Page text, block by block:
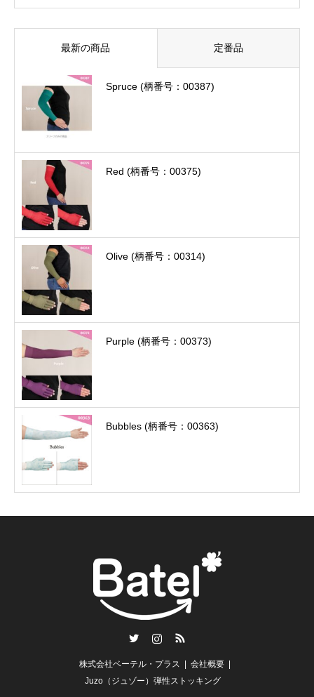
最新の商品 定番品
Spruce (柄番号：00387)
Red (柄番号：00375)
Olive (柄番号：00314)
Purple (柄番号：00373)
Bubbles (柄番号：00363)
株式会社ベーテル・プラス
会社概要
Juzo（ジュゾー）弾性ストッキング